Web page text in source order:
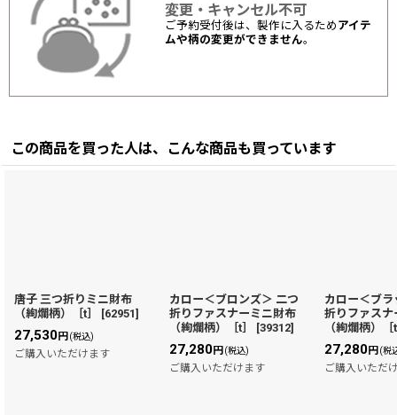
変更・キャンセル不可
ご予約受付後は、製作に入るため アイテ
ムや柄の変更ができません。
この商品を買った人は、こんな商品も買っています
唐子 三つ折りミニ財布
（絢爛柄）［t］
[62951]
27,530円 (税込)
ご購入いただけます
カロー＜ブロンズ＞ 二つ
折りファスナーミニ財布
（絢爛柄）［t］
[39312]
27,280円 (税込)
ご購入いただけます
カロー＜ブ
折りファスナ
（絢爛柄）
27,280円 (税
ご購入いただ